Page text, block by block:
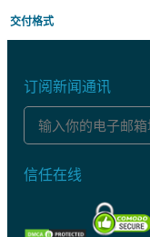
交付格式
订阅新闻通讯
信任在线